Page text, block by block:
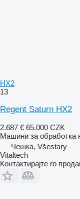
HX2
13
Regent Saturn HX2
2.687 € 65.000 CZK
Машини за обработка
Чешка, Všestary
Vitaltech
Контактирајте го